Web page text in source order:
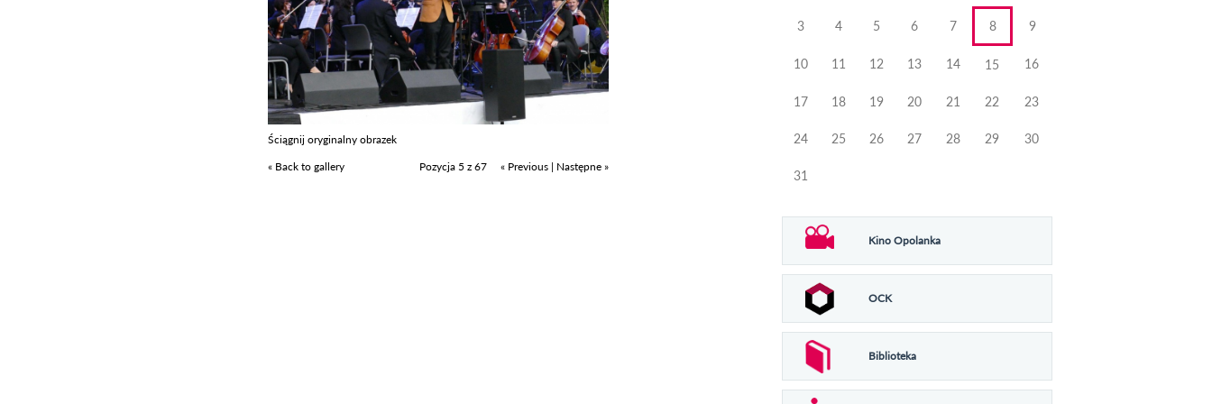
Ściągnij oryginalny obrazek
« Back to gallery
Pozycja 5 z 67 « Previous | Następne »
3 4 5 6 7 8 9
10 11 12 13 14 15 16
17 18 19 20 21 22 23
24 25 26 27 28 29 30
31
Kino Opolanka
OCK
Biblioteka